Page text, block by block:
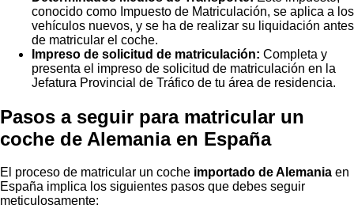
conocido como Impuesto de Matriculación, se aplica a los
vehículos nuevos, y se ha de realizar su liquidación antes
de matricular el coche.
Impreso de solicitud de matriculación: Completa y
presenta el impreso de solicitud de matriculación en la
Jefatura Provincial de Tráfico de tu área de residencia.
Pasos a seguir para matricular un
coche de Alemania en España
El proceso de matricular un coche importado de Alemania en
España implica los siguientes pasos que debes seguir
meticulosamente: